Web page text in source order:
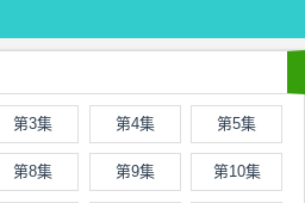
第3集 第4集 第5集
第8集 第9集 第10集